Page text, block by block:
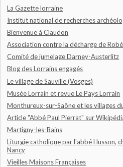
La Gazette lorraine
Institut national de recherches
Bienvenue à Claudon
Association contre la décharge de
Comité de jumelage Darney-Austerlitz
Blog des Lorrains engagés
Le village de Sauville (Vosges)
Musée Lorrain et revue Le Pays Lorrain
Monthureux-sur-Saône et les villages
Article "Abbé Paul Pierrat" sur
Martigny-les-Bains
Liturgie catholique par l'abbé Husson,
Nancy
Vieilles Maisons Françaises